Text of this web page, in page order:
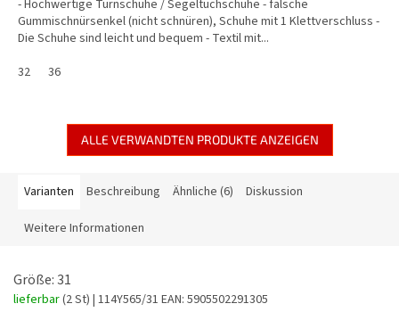
- Hochwertige Turnschuhe / Segeltuchschuhe - falsche
Gummischnürsenkel (nicht schnüren), Schuhe mit 1 Klettverschluss -
Die Schuhe sind leicht und bequem - Textil mit...
32
36
ALLE VERWANDTEN PRODUKTE ANZEIGEN
Varianten Beschreibung Ähnliche (6) Diskussion
Weitere Informationen
Größe: 31
lieferbar(2 St) | 114Y565/31 EAN: 5905502291305